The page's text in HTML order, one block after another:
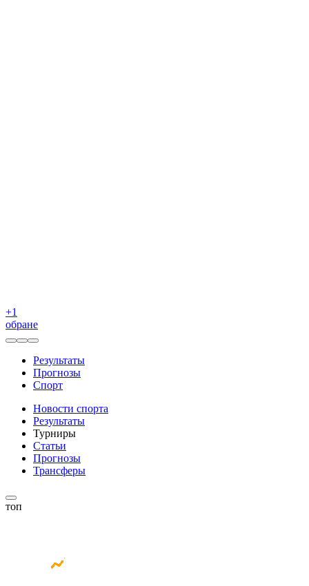
+1
обране
Результаты
Прогнозы
Спорт
Новости спорта
Результаты
Турниры
Статьи
Прогнозы
Трансферы
топ